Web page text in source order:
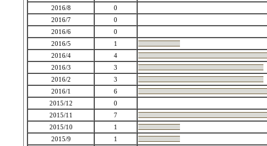
2016/8
0
2016/7
0
2016/6
0
2016/5
1
2016/4
4
2016/3
3
2016/2
3
2016/1
6
2015/12
0
2015/11
7
2015/10
1
2015/9
1